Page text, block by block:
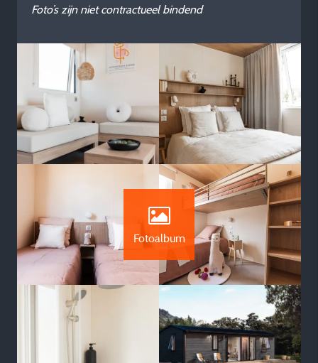
Foto’s zijn niet contractueel bindend
Fotoalbum